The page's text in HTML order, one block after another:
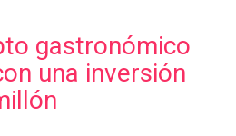
gastronómico
una inversión